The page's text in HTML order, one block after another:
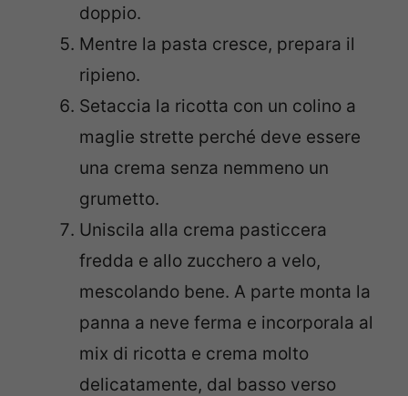
doppio.
Mentre la pasta cresce, prepara il
ripieno.
Setaccia la ricotta con un colino a
maglie strette perché deve essere
una crema senza nemmeno un
grumetto.
Uniscila alla crema pasticcera
fredda e allo zucchero a velo,
mescolando bene. A parte monta la
panna a neve ferma e incorporala al
mix di ricotta e crema molto
delicatamente, dal basso verso